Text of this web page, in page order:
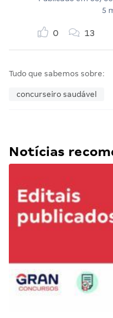
5
0 13
Tudo que sabemos sobre:
concurseiro saudável
Notícias